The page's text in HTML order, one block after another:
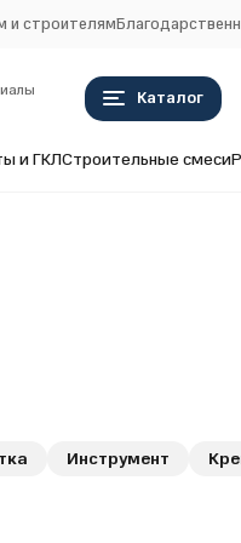
и строителям
Каталог
и ГКЛСтроительные смеси
Инструмент